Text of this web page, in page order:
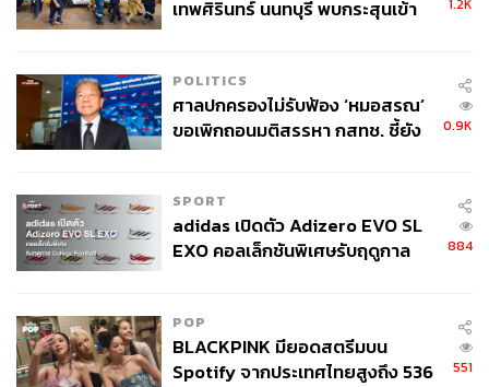
เทพศิรินทร์ นนทบุรี พบกระสุนเข้า
1.2K
POLITICS
ศาลปกครองไม่รับฟ้อง ‘หมอสรณ’
ขอเพิกถอนมติสรรหา กสทช. ชี้ยัง
0.9K
SPORT
adidas เปิดตัว Adizero EVO SL
EXO คอลเล็กชันพิเศษรับฤดูกาล
884
POP
BLACKPINK มียอดสตรีมบน
Spotify จากประเทศไทยสูงถึง 536
551